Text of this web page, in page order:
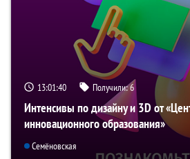
13:01:39 Получили:6
Интенсивы по дизайну и 3D от
инновационного образования»
Семёновская